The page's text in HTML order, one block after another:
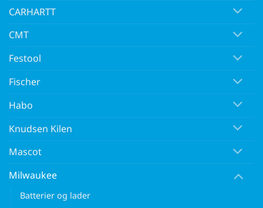
CARHARTT
CMT
Festool
Fischer
Habo
Knudsen Kilen
Mascot
Milwaukee
Batterier og lader